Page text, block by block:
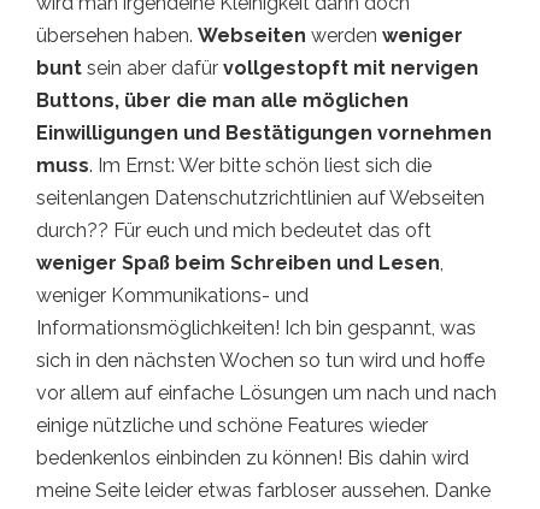
übersehen haben. Webseiten werden weniger
bunt sein aber dafür vollgestopft mit nervigen
Buttons, über die man alle möglichen
Einwilligungen und Bestätigungen vornehmen
muss. Im Ernst: Wer bitte schön liest sich die
seitenlangen Datenschutzrichtlinien auf Webseiten
durch?? Für euch und mich bedeutet das oft
weniger Spaß beim Schreiben und Lesen
weniger Kommunikations- und
Informationsmöglichkeiten! Ich bin gespannt, was
sich in den nächsten Wochen so tun wird und hoffe
vor allem auf einfache Lösungen um nach und nach
einige nützliche und schöne Features wieder
bedenkenlos einbinden zu können! Bis dahin wird
meine Seite leider etwas farbloser aussehen. Danke